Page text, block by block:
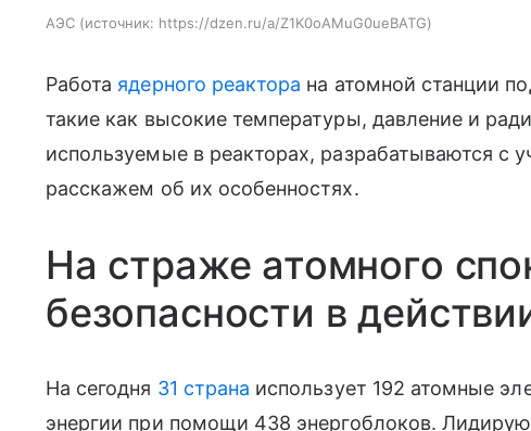
АЭС источник: https://dzen.ru/a/Z1K0oAMuG0ueBATG
Работа ядерного реактора на атомной станции
такие как высокие температуры, давление и
используемые в реакторах, разрабатываются с
расскажем об их особенностях.
На страже атомного
безопасности в
На сегодня 31 страна использует 192 атомные
энергии при помощи 438 энергоблоков.